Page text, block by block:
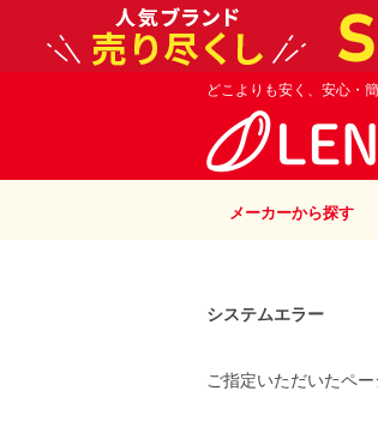
どこよりも安く、安心・
メーカーから探す
システムエラー
ご指定いただいたペー